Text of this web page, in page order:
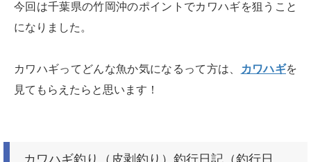
今回は千葉県の竹岡沖のポイントでカワハギを狙うこと
になりました。
カワハギってどんな魚か気になるって方は、 カワハギを
見てもらえたらと思います！
カワハギ釣り（皮剥釣り）釣行日記（釣行日